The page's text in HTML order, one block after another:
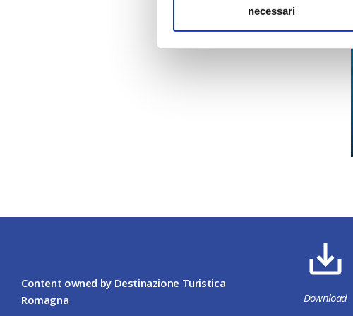
necessari
Content owned by Destinazione Turistica
Romagna
Download